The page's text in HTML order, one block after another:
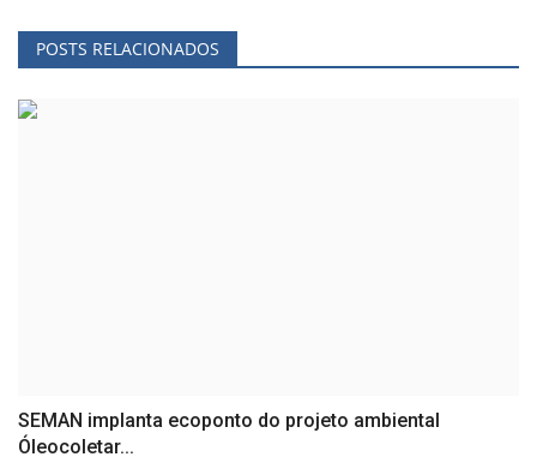
POSTS RELACIONADOS
SEMAN implanta ecoponto do projeto ambiental
Óleocoletar...